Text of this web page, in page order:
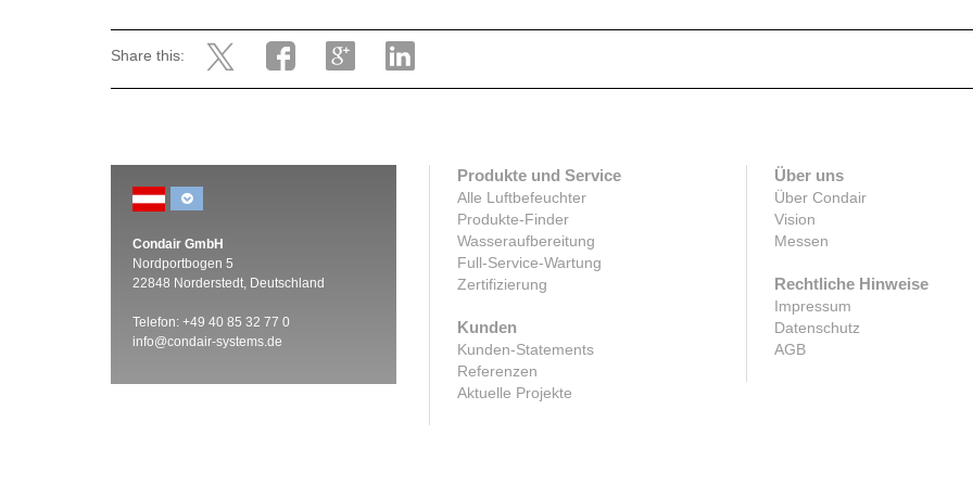
Share this:
Condair GmbH
Nordportbogen 5
22848 Norderstedt, Deutschland
Telefon: +49 40 85 32 77 0
info@condair-systems.de
Produkte und Service
Alle Luftbefeuchter
Produkte-Finder
Wasseraufbereitung
Full-Service-Wartung
Zertifizierung
Kunden
Kunden-Statements
Referenzen
Aktuelle Projekte
Über uns
Über Condair
Vision
Messen
Rechtliche Hinweise
Impressum
Datenschutz
AGB